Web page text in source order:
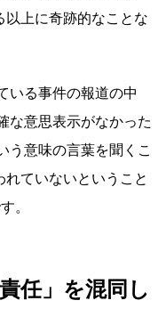
以上に奇跡的なことな
いる事件の報道の中
な意思表示がなかった
う意味の言葉を聞くこ
れていないということ
。
任」を混同し